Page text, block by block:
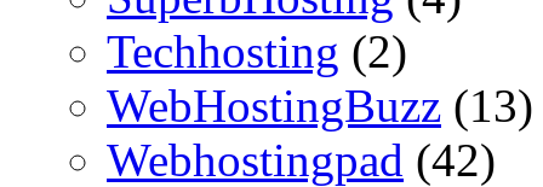
Techhosting (2)
WebHostingBuzz (13)
Webhostingpad (42)